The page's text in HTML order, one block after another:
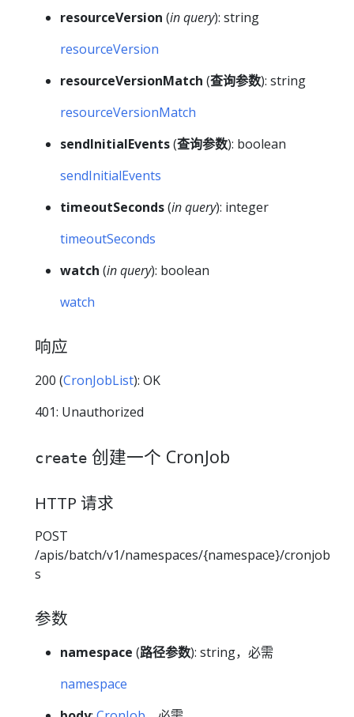
resourceVersion (in query): string
resourceVersion
resourceVersionMatch (查询参数): string
resourceVersionMatch
sendInitialEvents(查询参数): boolean
sendInitialEvents
timeoutSeconds(in query): integer
timeoutSeconds
watch (in query): boolean
watch
响应
200 (CronJobList): OK
401: Unauthorized
create 创建一个 CronJob
HTTP 请求
POST
/apis/batch/v1/namespaces/{namespace}/cronjob
s
参数
namespace (路径参数): string，必需
namespace